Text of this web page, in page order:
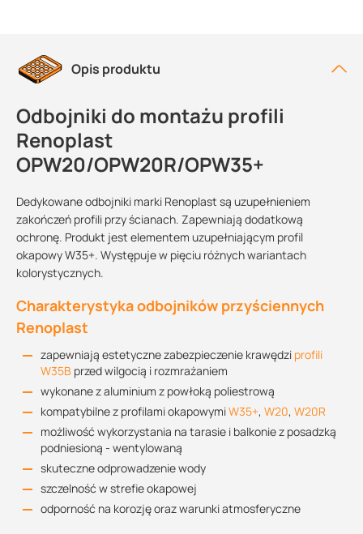
Opis produktu
Odbojniki do montażu profili
Renoplast
OPW20/OPW20R/OPW35+
Dedykowane odbojniki marki Renoplast są uzupełnieniem
zakończeń profili przy ścianach. Zapewniają dodatkową
ochronę. Produkt jest elementem uzupełniającym profil
okapowy W35+. Występuje w pięciu różnych wariantach
kolorystycznych.
Charakterystyka odbojników przyściennych
Renoplast
zapewniają estetyczne zabezpieczenie krawędzi profili
W35B przed wilgocią i rozmrażaniem
wykonane z aluminium z powłoką poliestrową
kompatybilne z profilami okapowymiW35+, W20, W20R
możliwość wykorzystania na tarasie i balkonie z posadzką
podniesioną - wentylowaną
skuteczne odprowadzenie wody
szczelność w strefie okapowej
odporność na korozję oraz warunki atmosferyczne